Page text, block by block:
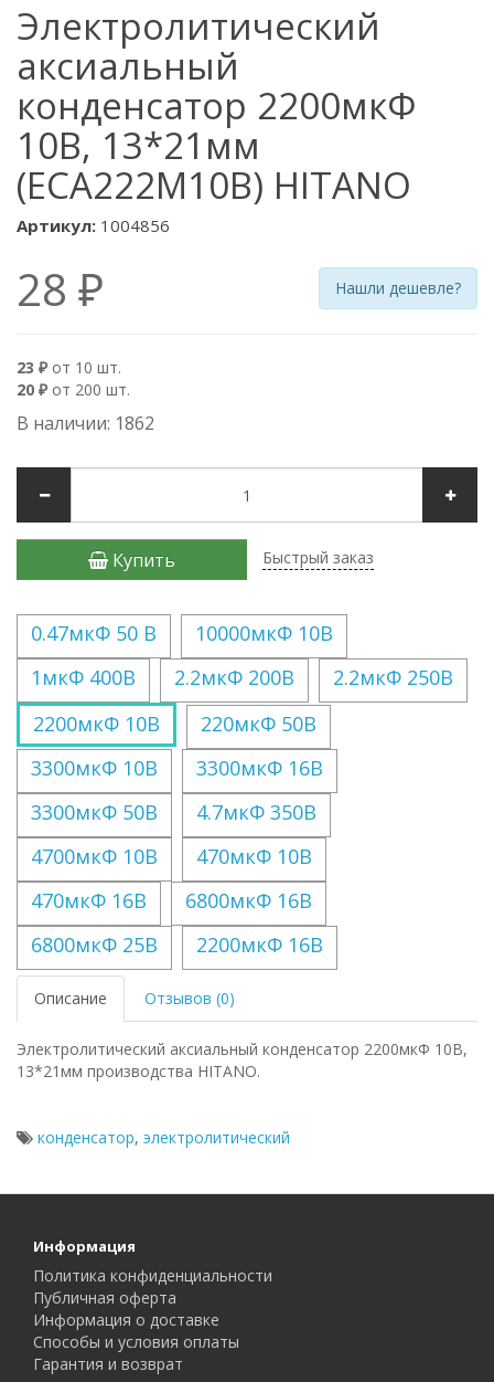
Электролитический
аксиальный
конденсатор 2200мкФ
10В, 13*21мм
(ECA222M10B) HITANO
Артикул: 1004856
28 ₽ Нашли дешевле?
23 ₽ от 10 шт.
20 ₽ от 200 шт.
В наличии: 1862
Купить Быстрый заказ
0.47мкФ 50 В
10000мкФ 10В
1мкФ 400В
2.2мкФ 200В
2.2мкФ 250В
2200мкФ 10В
220мкФ 50В
3300мкФ 10В
3300мкФ 16В
3300мкФ 50В
4.7мкФ 350В
4700мкФ 10В
470мкФ 10В
470мкФ 16В
6800мкФ 16В
6800мкФ 25В
2200мкФ 16В
Описание Отзывов (0)
Электролитический аксиальный конденсатор 2200мкФ 10В,
13*21мм производства HITANO.
конденсатор, электролитический
Информация
Политика конфиденциальности
Публичная оферта
Информация о доставке
Способы и условия оплаты
Гарантия и возврат